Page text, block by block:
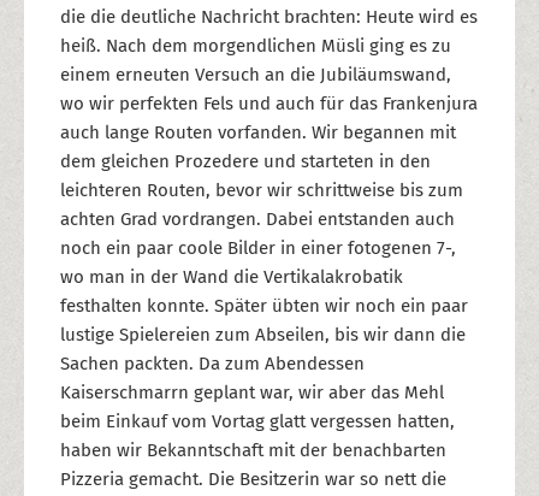
die die deutliche Nachricht brachten: Heute wird es
heiß. Nach dem morgendlichen Müsli ging es zu
einem erneuten Versuch an die Jubiläumswand,
wo wir perfekten Fels und auch für das Frankenjura
auch lange Routen vorfanden. Wir begannen mit
dem gleichen Prozedere und starteten in den
leichteren Routen, bevor wir schrittweise bis zum
achten Grad vordrangen. Dabei entstanden auch
noch ein paar coole Bilder in einer fotogenen 7-,
wo man in der Wand die Vertikalakrobatik
festhalten konnte. Später übten wir noch ein paar
lustige Spielereien zum Abseilen, bis wir dann die
Sachen packten. Da zum Abendessen
Kaiserschmarrn geplant war, wir aber das Mehl
beim Einkauf vom Vortag glatt vergessen hatten,
haben wir Bekanntschaft mit der benachbarten
Pizzeria gemacht. Die Besitzerin war so nett die